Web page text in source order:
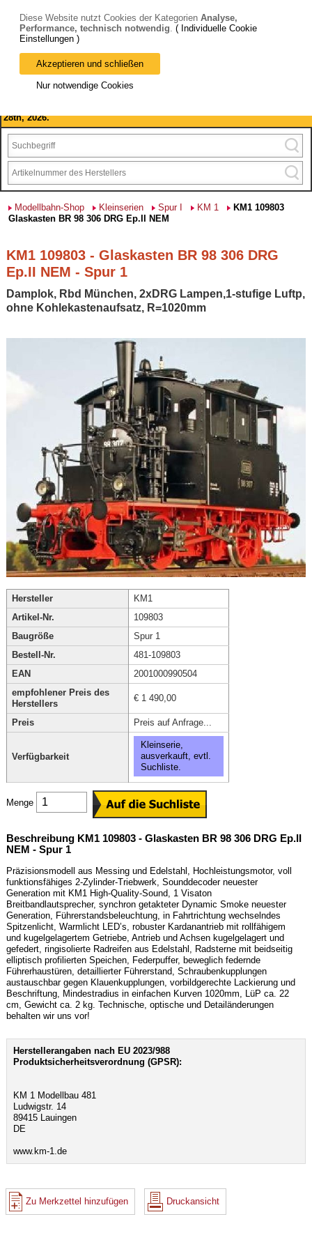
Bitte beachten Sie: wir machen Betriebsferien, vom 03. bis 28.
August 2026 haben wir geschlossen.
28th, 2026.
Modellbahn-Shop Kleinserien Spur I KM 1
KM1 109803
Glaskasten BR 98 306 DRG Ep.II NEM
KM1 109803 - Glaskasten BR 98 306 DRG
Ep.II NEM - Spur 1
Damplok, Rbd München, 2xDRG Lampen,1-stufige Luftp,
ohne Kohlekastenaufsatz, R=1020mm
Hersteller
KM1
Artikel-Nr.
109803
Baugröße
Spur 1
Bestell-Nr.
481-109803
EAN
2001000990504
empfohlener Preis des
Herstellers
€ 1 490,00
Preis Preis auf Anfrage...
Verfügbarkeit
Kleinserie,
ausverkauft, evtl.
Suchliste.
Menge
Beschreibung KM1 109803 - Glaskasten BR 98 306 DRG Ep.II
NEM - Spur 1
Präzisionsmodell aus Messing und Edelstahl, Hochleistungsmotor, voll
funktionsfähiges 2-Zylinder-Triebwerk, Sounddecoder neuester
Generation mit KM1 High-Quality-Sound, 1 Visaton
Breitbandlautsprecher, synchron getakteter Dynamic Smoke neuester
Generation, Führerstandsbeleuchtung, in Fahrtrichtung wechselndes
Spitzenlicht, Warmlicht LED’s, robuster Kardanantrieb mit rollfähigem
und kugelgelagertem Getriebe, Antrieb und Achsen kugelgelagert und
gefedert, ringisolierte Radreifen aus Edelstahl, Radsterne mit beidseitig
elliptisch profilierten Speichen, Federpuffer, beweglich federnde
Führerhaustüren, detaillierter Führerstand, Schraubenkupplungen
austauschbar gegen Klauenkupplungen, vorbildgerechte Lackierung und
Beschriftung, Mindestradius in einfachen Kurven 1020mm, LüP ca. 22
cm, Gewicht ca. 2 kg. Technische, optische und Detailänderungen
behalten wir uns vor!
Herstellerangaben nach EU 2023/988
Produktsicherheitsverordnung (GPSR):
KM 1 Modellbau 481
Ludwigstr. 14
89415 Lauingen
DE
www.km-1.de
Zu Merkzettel hinzufügen Druckansicht
Diese Website nutzt Cookies der Kategorien Analyse,
Performance, technisch notwendig. ( Individuelle Cookie
Einstellungen )
Akzeptieren und schließen
Nur notwendige Cookies